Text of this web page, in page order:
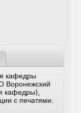
кафедры
Воронежский
кафедры),
с печатями.